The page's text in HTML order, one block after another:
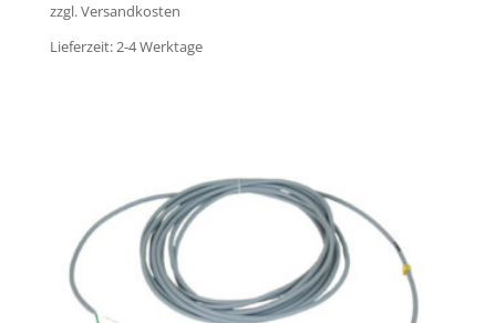
zzgl. Versandkosten
Lieferzeit:2-4 Werktage